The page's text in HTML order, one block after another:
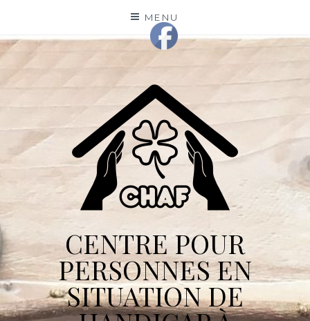
content
MENU
CENTRE POUR
PERSONNES EN
SITUATION DE